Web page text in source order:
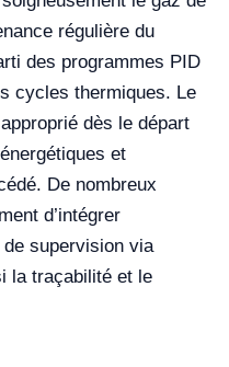
régulière du
des programmes PID
cycles thermiques. Le
dès le départ
et
De nombreux
d’intégrer
de supervision via
la traçabilité et le